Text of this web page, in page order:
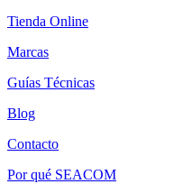
Tienda Online
Marcas
Guías Técnicas
Blog
Contacto
Por qué SEACOM